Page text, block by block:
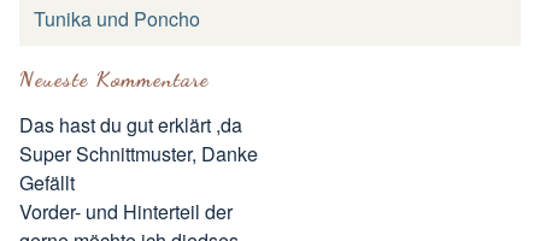
Tunika und Poncho
Neueste Kommentare
Das hast du gut erklärt ,da
Super Schnittmuster, Danke
Gefällt
Vorder- und Hinterteil der